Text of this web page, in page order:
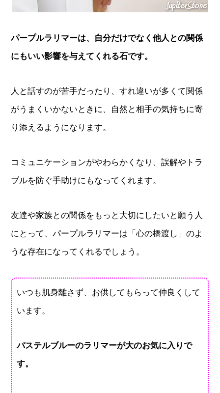
パープルラリマーは、自分だけでなく他人との関係
にもいい影響を与えてくれる石です。
人と話すのが苦手だったり、すれ違いが多くて関係
がうまくいかないときに、自然と相手の気持ちに寄
り添えるようになります。
コミュニケーションがやわらかくなり、誤解やトラ
ブルを防ぐ手助けにもなってくれます。
友達や家族との関係をもっと大切にしたいと願う人
にとって、パープルラリマーは「心の橋渡し」のよ
うな存在になってくれるでしょう。
いつも肌身離さず、お供してもらって仲良くして
います。
パステルブルーのラリマーが大のお気に入りで
す。